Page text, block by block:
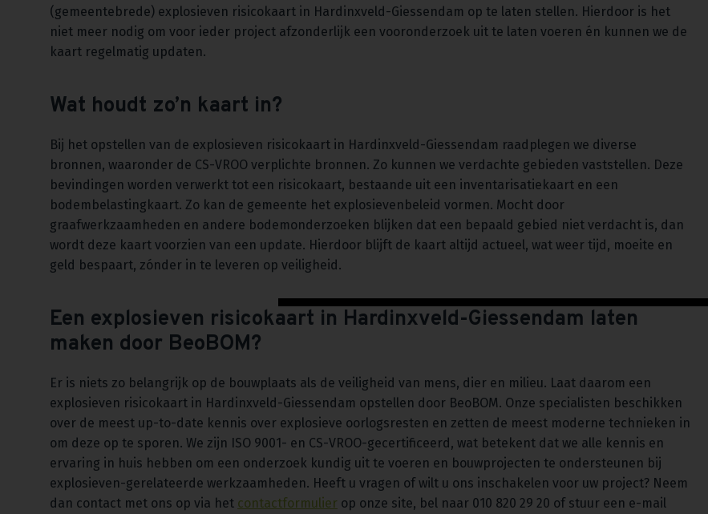
(gemeentebrede) explosieven risicokaart in Hardinxveld-Giessendam op te laten stellen. Hierdoor is het
niet meer nodig om voor ieder project afzonderlijk een vooronderzoek uit te laten voeren én kunnen we de
kaart regelmatig updaten.
Wat houdt zo’n kaart in?
Bij het opstellen van de explosieven risicokaart in Hardinxveld-Giessendam raadplegen we diverse
bronnen, waaronder de CS-VROO verplichte bronnen. Zo kunnen we verdachte gebieden vaststellen. Deze
bevindingen worden verwerkt tot een risicokaart, bestaande uit een inventarisatiekaart en een
bodembelastingkaart. Zo kan de gemeente het explosievenbeleid vormen. Mocht door
graafwerkzaamheden en andere bodemonderzoeken blijken dat een bepaald gebied niet verdacht is, dan
wordt deze kaart voorzien van een update. Hierdoor blijft de kaart altijd actueel, wat weer tijd, moeite en
geld bespaart, zónder in te leveren op veiligheid.
Een explosieven risicokaart in Hardinxveld-Giessendam laten
maken door BeoBOM?
Er is niets zo belangrijk op de bouwplaats als de veiligheid van mens, dier en milieu. Laat daarom een
explosieven risicokaart in Hardinxveld-Giessendam opstellen door BeoBOM. Onze specialisten beschikken
over de meest up-to-date kennis over explosieve oorlogsresten en zetten de meest moderne technieken in
om deze op te sporen. We zijn ISO 9001- en CS-VROO-gecertificeerd, wat betekent dat we alle kennis en
ervaring in huis hebben om een onderzoek kundig uit te voeren en bouwprojecten te ondersteunen bij
explosieven-gerelateerde werkzaamheden. Heeft u vragen of wilt u ons inschakelen voor uw project? Neem
dan contact met ons op via het contactformulier op onze site, bel naar 010 820 29 20 of stuur een e-mail